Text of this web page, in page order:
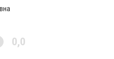
0,0